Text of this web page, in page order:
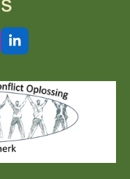
L
i
k
e
d
I
n